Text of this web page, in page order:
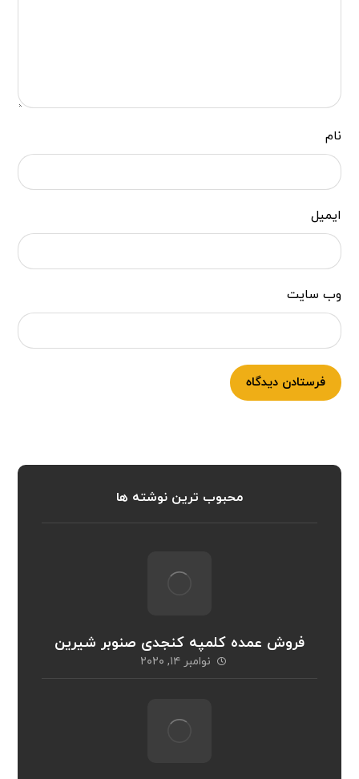
نام
ایمیل
وب‌ سایت
فرستادن دیدگاه
محبوب ترین نوشته ها
فروش عمده کلمپه کنجدی صنوبر شیرین
نوامبر ۱۴, ۲۰۲۰